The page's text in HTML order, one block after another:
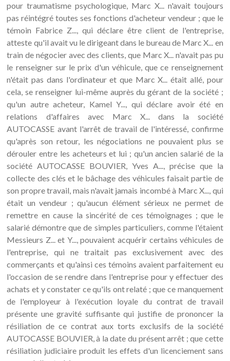
pour traumatisme psychologique, Marc X... n'avait toujours
pas réintégré toutes ses fonctions d'acheteur vendeur ; que le
témoin Fabrice Z..., qui déclare être client de l'entreprise,
atteste qu'il avait vu le dirigeant dans le bureau de Marc X... en
train de négocier avec des clients, que Marc X... n'avait pas pu
le renseigner sur le prix d'un véhicule, que ce renseignement
n'était pas dans l'ordinateur et que Marc X... était allé, pour
cela, se renseigner lui-même auprès du gérant de la société ;
qu'un autre acheteur, Kamel Y..., qui déclare avoir été en
relations d'affaires avec Marc X... dans la société
AUTOCASSE avant l'arrêt de travail de l'intéressé, confirme
qu'après son retour, les négociations ne pouvaient plus se
dérouler entre les acheteurs et lui ; qu'un ancien salarié de la
société AUTOCASSE BOUVIER, Yves A..., précise que la
collecte des clés et le bâchage des véhicules faisait partie de
son propre travail, mais n'avait jamais incombé à Marc X..., qui
était un vendeur ; qu'aucun élément sérieux ne permet de
remettre en cause la sincérité de ces témoignages ; que le
salarié démontre que de simples particuliers, comme l'étaient
Messieurs Z... et Y..., pouvaient acquérir certains véhicules de
l'entreprise, qui ne traitait pas exclusivement avec des
commerçants et qu'ainsi ces témoins avaient parfaitement eu
l'occasion de se rendre dans l'entreprise pour y effectuer des
achats et y constater ce qu'ils ont relaté ; que ce manquement
de l'employeur à l'exécution loyale du contrat de travail
présente une gravité suffisante qui justifie de prononcer la
résiliation de ce contrat aux torts exclusifs de la société
AUTOCASSE BOUVIER, à la date du présent arrêt ; que cette
résiliation judiciaire produit les effets d'un licenciement sans